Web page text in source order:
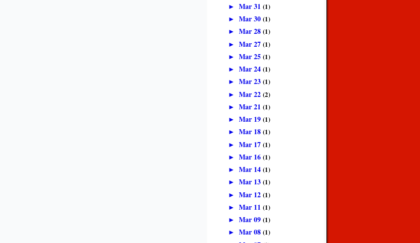
►Mar 31(1)
►Mar 30(1)
►Mar 28(1)
►Mar 27(1)
►Mar 25(1)
►Mar 24(1)
►Mar 23(1)
►Mar 22(2)
►Mar 21(1)
►Mar 19(1)
►Mar 18(1)
►Mar 17(1)
►Mar 16(1)
►Mar 14(1)
►Mar 13(1)
►Mar 12(1)
►Mar 11(1)
►Mar 09(1)
►Mar 08(1)